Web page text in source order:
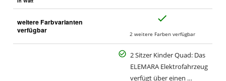
weitere Farbvarianten
verfügbar
2 weitere Farben verfügbar
2 Sitzer Kinder Quad: Das
ELEMARA Elektrofahrzeug
verfügt über einen …